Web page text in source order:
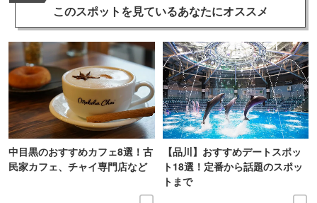
このスポットを見ているあなたにオススメ
中目黒のおすすめカフェ8選！古
民家カフェ、チャイ専門店など
【品川】おすすめデートスポッ
ト18選！定番から話題のスポッ
トまで